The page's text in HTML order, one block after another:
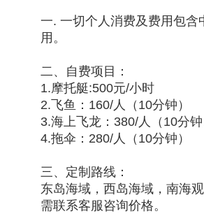
一. 一切个人消费及费用包含
用。
二、自费项目：
1.摩托艇:500元/小时
2.飞鱼：160/人（10分钟）
3.海上飞龙：380/人（10分钟
4.拖伞：280/人（10分钟）
三、定制路线：
东岛海域，西岛海域，南海
需联系客服咨询价格。